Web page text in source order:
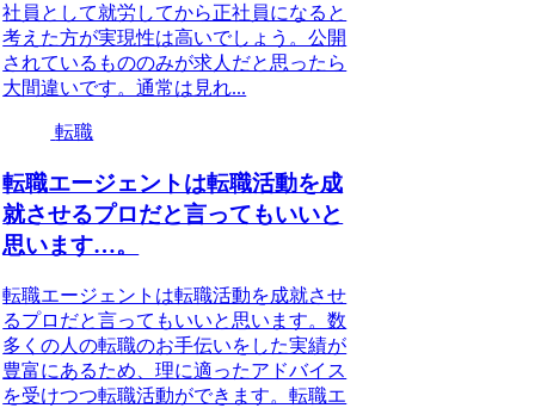
社員として就労してから正社員になると
考えた方が実現性は高いでしょう。公開
されているもののみが求人だと思ったら
大間違いです。通常は見れ...
転職
転職エージェントは転職活動を成
就させるプロだと言ってもいいと
思います…。
転職エージェントは転職活動を成就させ
るプロだと言ってもいいと思います。数
多くの人の転職のお手伝いをした実績が
豊富にあるため、理に適ったアドバイス
を受けつつ転職活動ができます。転職エ